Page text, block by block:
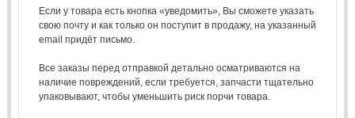
Если у товара есть кнопка «уведомить», Вы сможете указать
свою почту и как только он поступит в продажу, на указанный
email придёт письмо.
Все заказы перед отправкой детально осматриваются на
наличие повреждений, если требуется, запчасти тщательно
упаковывают, чтобы уменьшить риск порчи товара.